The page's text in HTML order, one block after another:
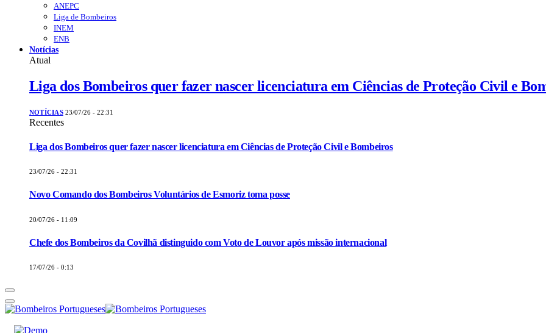
ANEPC
Liga de Bombeiros
INEM
ENB
Notícias
Atual
Liga dos Bombeiros quer fazer nascer licenciatura em Ciências de Proteção Civil e
NOTÍCIAS 23/07/26 - 22:31
Recentes
Liga dos Bombeiros quer fazer nascer licenciatura em Ciências de Proteção Civil e Bombeiros
23/07/26 - 22:31
Novo Comando dos Bombeiros Voluntários de Esmoriz toma posse
20/07/26 - 11:09
Chefe dos Bombeiros da Covilhã distinguido com Voto de Louvor após missão internacional
17/07/26 - 0:13